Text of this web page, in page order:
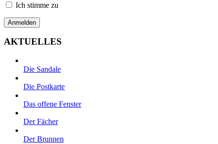
Ich stimme zu
AKTUELLES
Die Sandale
Die Postkarte
Das offene Fenster
Der Fächer
Der Brunnen